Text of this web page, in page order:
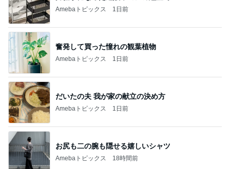
Amebaトピックス 1日前
奮発して買った憧れの観葉植物
Amebaトピックス 1日前
だいたの夫 我が家の献立の決め方
Amebaトピックス 1日前
お尻も二の腕も隠せる嬉しいシャツ
Amebaトピックス 18時間前